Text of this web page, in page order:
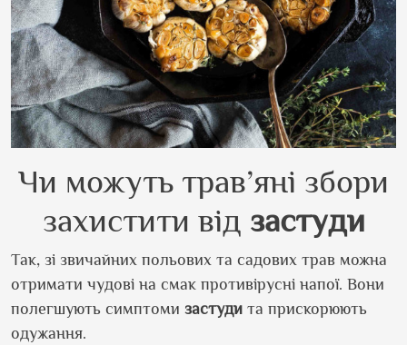
Чи можуть трав’яні збори
захистити від застуди
Так, зі звичайних польових та садових трав можна
отримати чудові на смак противірусні напої. Вони
полегшують симптоми застуди та прискорюють
одужання.